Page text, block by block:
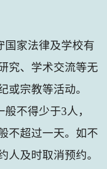
国家法律及学校有
究、学术交流等无
或宗教等活动。
般不得少于3人，
不超过一天。如不
人及时取消预约。